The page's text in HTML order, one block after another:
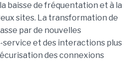
baisse de fréquentation et à la
sites. La transformation de
par de nouvelles
et des interactions plus
des connexions